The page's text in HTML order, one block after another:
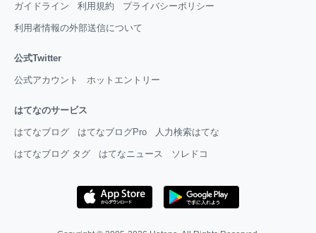
ガイドライン 利用規約 プライバシーポリシー
利用者情報の外部送信について
公式Twitter
公式アカウント ホットエントリー
はてなのサービス
はてなブログ はてなブログPro 人力検索はてな
はてなブログ タグ はてなニュース ソレドコ